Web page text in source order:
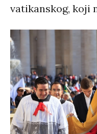
vatikanskog, koji